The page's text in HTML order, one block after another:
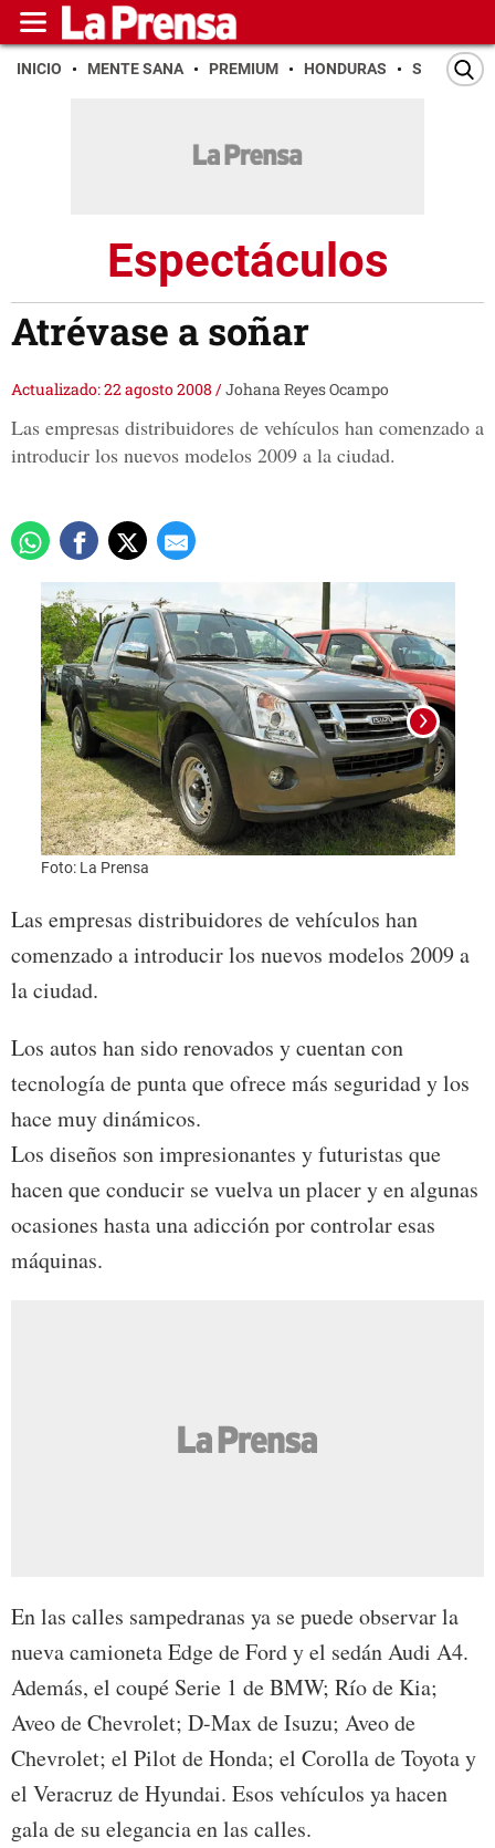
INICIO MENTE SANA PREMIUM HONDURAS SAN PEDRO
Espectáculos
Atrévase a soñar
Actualizado: 22 agosto 2008 /Johana Reyes Ocampo
Las empresas distribuidores de vehículos han comenzado a
introducir los nuevos modelos 2009 a la ciudad.
Foto: La Prensa
Las empresas distribuidores de vehículos han
comenzado a introducir los nuevos modelos 2009 a
la ciudad.
Los autos han sido renovados y cuentan con
tecnología de punta que ofrece más seguridad y los
hace muy dinámicos.
Los diseños son impresionantes y futuristas que
hacen que conducir se vuelva un placer y en algunas
ocasiones hasta una adicción por controlar esas
máquinas.
En las calles sampedranas ya se puede observar la
nueva camioneta Edge de Ford y el sedán Audi A4.
Además, el coupé Serie 1 de BMW; Río de Kia;
Aveo de Chevrolet; D-Max de Isuzu; Aveo de
Chevrolet; el Pilot de Honda; el Corolla de Toyota y
el Veracruz de Hyundai. Esos vehículos ya hacen
gala de su elegancia en las calles.